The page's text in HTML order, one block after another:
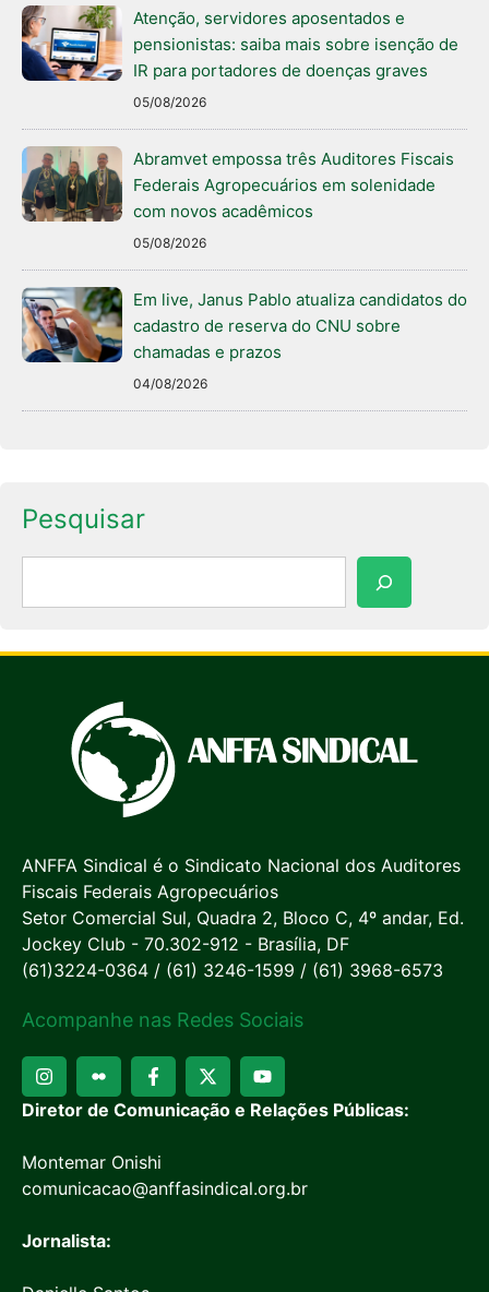
Atenção, servidores aposentados e
pensionistas: saiba mais sobre isenção de
IR para portadores de doenças graves
05/08/2026
Abramvet empossa três Auditores Fiscais
Federais Agropecuários em solenidade
com novos acadêmicos
05/08/2026
Em live, Janus Pablo atualiza candidatos do
cadastro de reserva do CNU sobre
chamadas e prazos
04/08/2026
Pesquisar
ANFFA Sindical é o Sindicato Nacional dos Auditores
Fiscais Federais Agropecuários
Setor Comercial Sul, Quadra 2, Bloco C, 4º andar, Ed.
Jockey Club - 70.302-912 - Brasília, DF
(61)3224-0364 / (61) 3246-1599 / (61) 3968-6573
Acompanhe nas Redes Sociais
Diretor de Comunicação e Relações Públicas:
Montemar Onishi
comunicacao@anffasindical.org.br
Jornalista: